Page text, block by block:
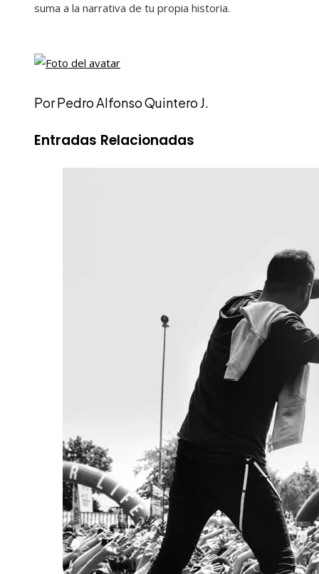
suma a la narrativa de tu propia historia.
Por Pedro Alfonso Quintero J.
Entradas Relacionadas